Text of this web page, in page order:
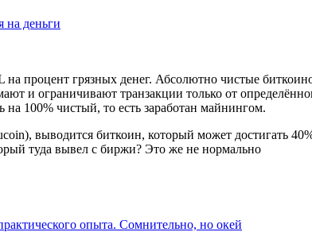
на деньги
процент грязных денег. Абсолютно чистые
и ограничивают транзакции только от
100% чистый, то есть заработан майнингом.
выводится биткоин, который может достигать
туда вывел с биржи? Это же не нормально
опыта. Сомнительно, но окей